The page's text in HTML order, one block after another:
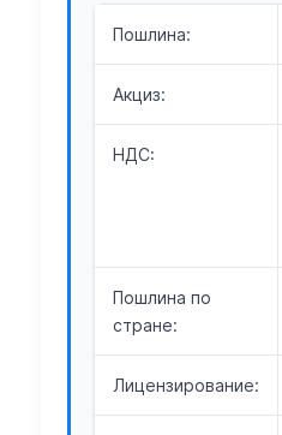
Пошлина:
Акциз:
НДС:
Пошлина по
стране:
Лицензирование: